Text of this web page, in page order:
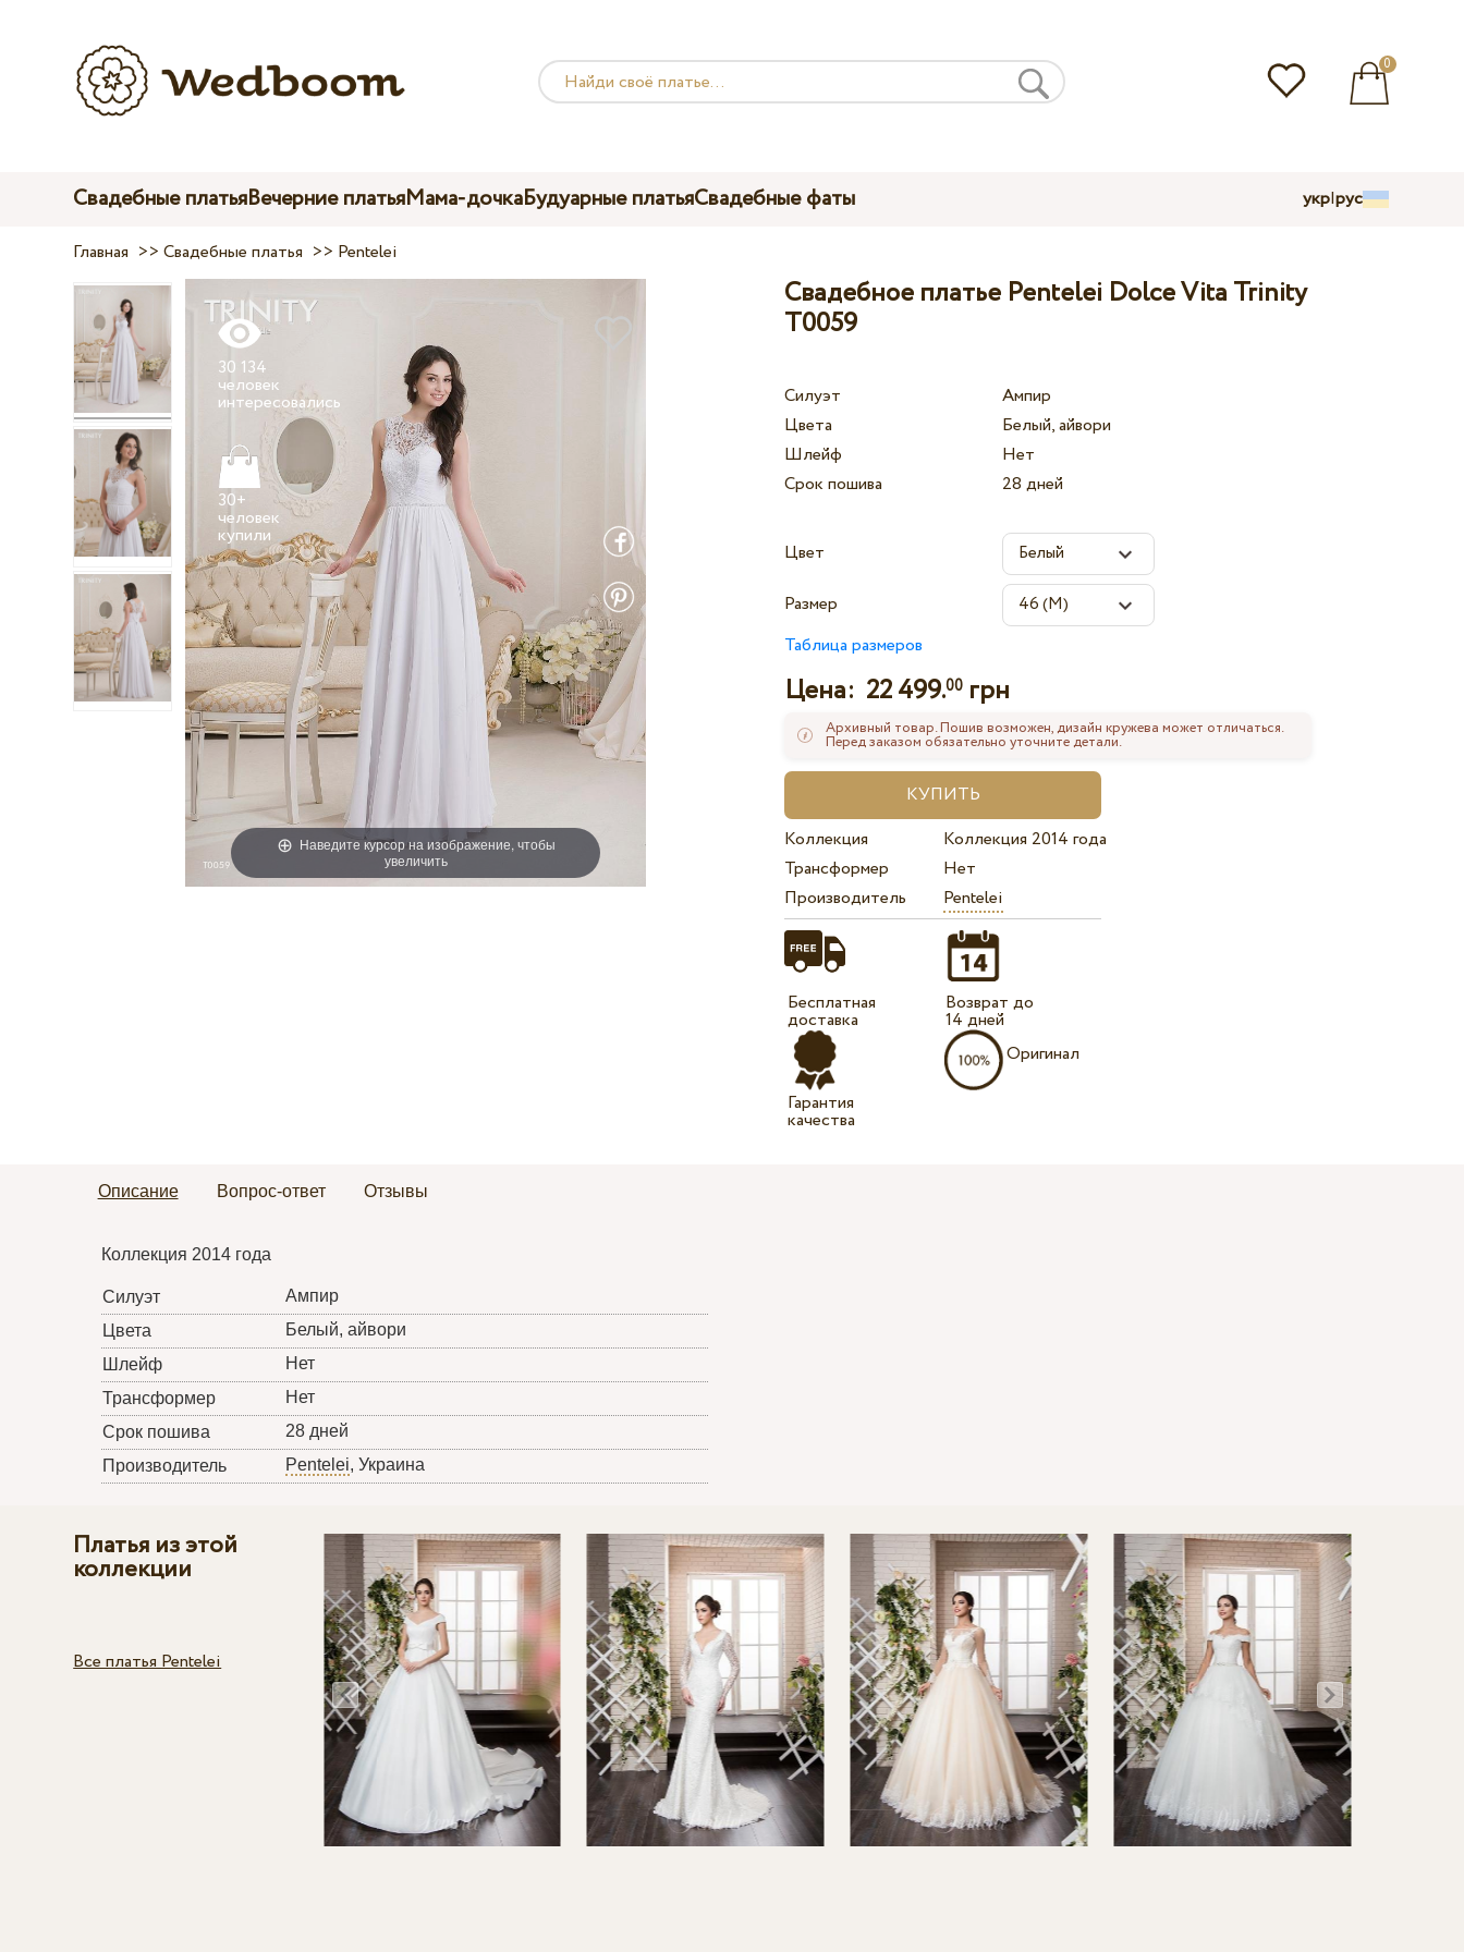
0
Свадебные платьяВечерние платьяМама-дочкаБудуарные платьяСвадебные фаты укр|рус
Главная >>Свадебные платья >> Pentelei
Наведите курсор на изображение, чтобы
увеличить
30 134
человек
30+
человек
Свадебное платье Pentelei Dolce Vita Trinity
T0059
Силуэт
Ампир
Цвета
Белый, айвори
Шлейф
Нет
Срок пошива
28 дней
Цвет
Размер
Таблица размеров
Цена: 22 499.00 грн
Архивный товар. Пошив возможен, дизайн кружева может отличаться.
Перед заказом обязательно уточните детали.
Коллекция
Коллекция 2014 года
Трансформер
Нет
Производитель
Pentelei
Бесплатная
доставка
Гарантия
качества
Возврат до
14 дней
Оригинал
Описание Вопрос-ответ Отзывы
Коллекция 2014 года
Силуэт
Ампир
Цвета
Белый, айвори
Шлейф
Нет
Трансформер
Нет
Срок пошива
28 дней
Производитель
Pentelei, Украина
Платья из этой
коллекции
Все платья Pentelei